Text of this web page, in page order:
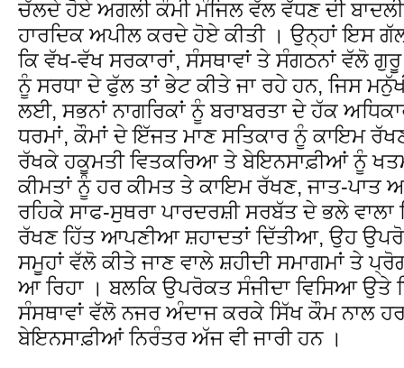
ਚੱਲਦੇ ਹੋਏ ਅਗਲੀ ਕੌਮੀ ਮੰਜਿਲ ਵੱਲ ਵੱਧਣ ਦੀ
ਹਾਰਦਿਕ ਅਪੀਲ ਕਰਦੇ ਹੋਏ ਕੀਤੀ । ਉਨ੍ਹਾਂ ਇਸ
ਕਿ ਵੱਖ-ਵੱਖ ਸਰਕਾਰਾਂ, ਸੰਸਥਾਵਾਂ ਤੇ ਸੰਗਠਨਾਂ ਵੱਲੋ ਗੁਰੂ
ਨੂੰ ਸਰਧਾ ਦੇ ਫੁੱਲ ਤਾਂ ਭੇਟ ਕੀਤੇ ਜਾ ਰਹੇ ਹਨ, ਜਿਸ
ਲਈ, ਸਭਨਾਂ ਨਾਗਰਿਕਾਂ ਨੂੰ ਬਰਾਬਰਤਾ ਦੇ ਹੱਕ
ਧਰਮਾਂ, ਕੌਮਾਂ ਦੇ ਇੱਜਤ ਮਾਣ ਸਤਿਕਾਰ ਨੂੰ ਕਾਇਮ
ਰੱਖਕੇ ਹਕੂਮਤੀ ਵਿਤਕਰਿਆ ਤੇ ਬੇਇਨਸਾਫ਼ੀਆਂ ਨੂੰ
ਕੀਮਤਾਂ ਨੂੰ ਹਰ ਕੀਮਤ ਤੇ ਕਾਇਮ ਰੱਖਣ, ਜਾਤ-ਪਾਤ
ਰਹਿਕੇ ਸਾਫ-ਸੁਥਰਾ ਪਾਰਦਰਸ਼ੀ ਸਰਬੱਤ ਦੇ ਭਲੇ
ਰੱਖਣ ਹਿੱਤ ਆਪਣੀਆ ਸ਼ਹਾਦਤਾਂ ਦਿੱਤੀਆ, ਉਹ
ਸਮੂਹਾਂ ਵੱਲੋ ਕੀਤੇ ਜਾਣ ਵਾਲੇ ਸ਼ਹੀਦੀ ਸਮਾਗਮਾਂ ਤੇ
ਆ ਰਿਹਾ । ਬਲਕਿ ਉਪਰੋਕਤ ਸੰਜੀਦਾ ਵਿਸਿਆ ਉਤੇ
ਸੰਸਥਾਵਾਂ ਵੱਲੋ ਨਜਰ ਅੰਦਾਜ ਕਰਕੇ ਸਿੱਖ ਕੌਮ ਨਾਲ
ਬੇਇਨਸਾਫ਼ੀਆਂ ਨਿਰੰਤਰ ਅੱਜ ਵੀ ਜਾਰੀ ਹਨ ।